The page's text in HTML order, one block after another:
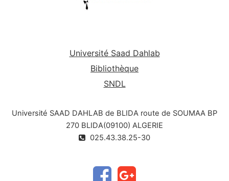
Université Saad Dahlab
Bibliothèque
SNDL
Université SAAD DAHLAB de BLIDA route de SOUMAA BP
270 BLIDA(09100) ALGERIE
025.43.38.25-30